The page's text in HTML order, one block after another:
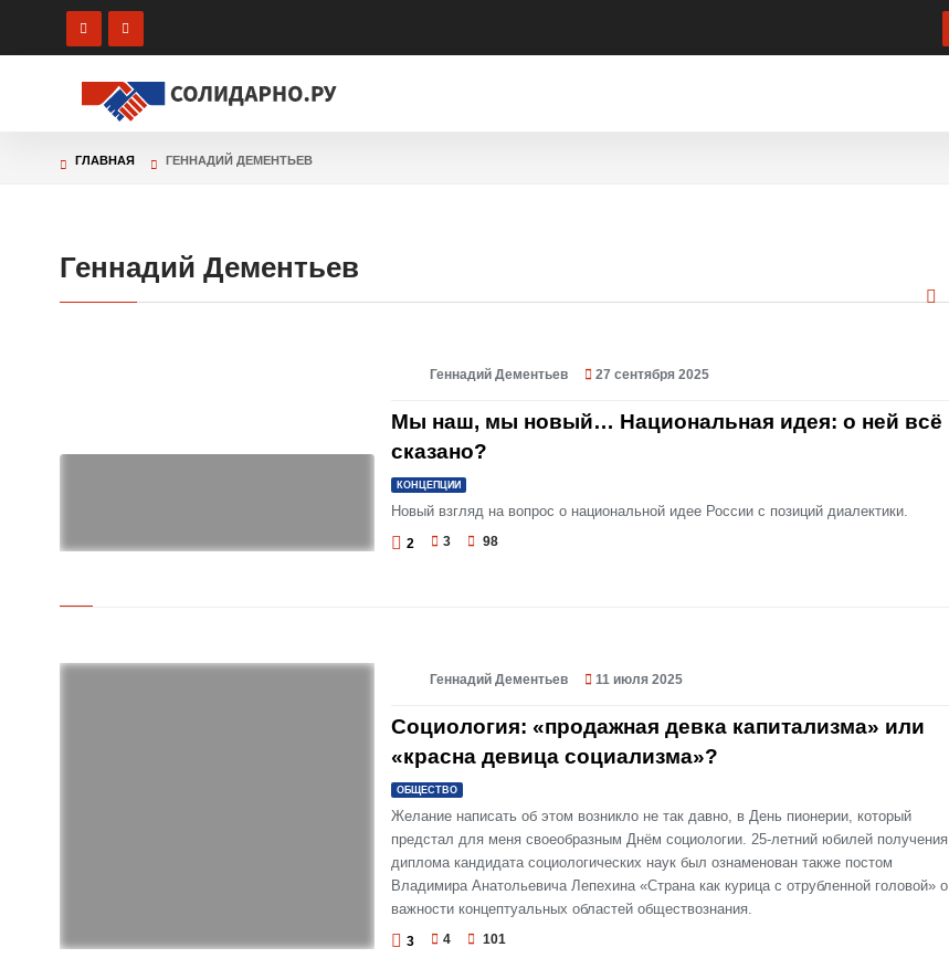
ГЛАВНАЯ ГЕННАДИЙ ДЕМЕНТЬЕВ
Геннадий Дементьев
© Мы наш, мы новый… Национальная идея: о ней
Геннадий Дементьев 27 сентября 2025
Мы наш, мы новый… Национальная идея: о ней всё
сказано?
КОНЦЕПЦИИ
Новый взгляд на вопрос о национальной идее России с позиций диалектики.
2 3 98
Геннадий Дементьев 11 июля 2025
Социология: «продажная девка капитализма» или
«красна девица социализма»?
ОБЩЕСТВО
Желание написать об этом возникло не так давно, в День пионерии, который
предстал для меня своеобразным Днём социологии. 25-летний юбилей получения
диплома кандидата социологических наук был ознаменован также постом
Владимира Анатольевича Лепехина «Страна как курица с отрубленной головой» о
важности концептуальных областей обществознания.
3 4 101